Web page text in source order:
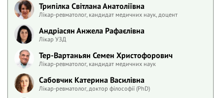
Трипілка Світлана Анатоліївна
Лікар-ревматолог, кандидат медичних наук, доцент
Андріасян Анжела Рафаєлівна
Лікар УЗД
Тер-Вартаньян Семен Христофорович
Лікар-ревматолог, кандидат медичних наук
Сабовчик Катерина Василівна
Лікар-ревматолог, доктор філософії (PhD)